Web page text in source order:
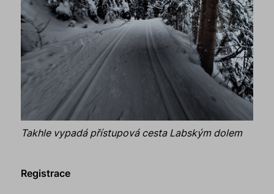
Takhle vypadá přístupová cesta Labským dolem
Registrace